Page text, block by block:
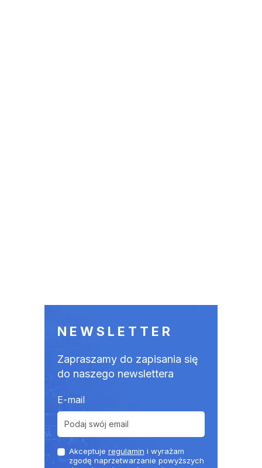
NEWSLETTER
Zapraszamy do zapisania się
do naszego newslettera
E-mail
Akceptuje regulamin i wyrażam
zgodę naprzetwarzanie powyższych